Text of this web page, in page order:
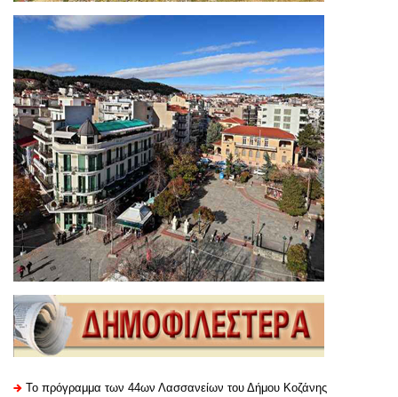
Το πρόγραμμα των 44ων Λασσανείων του Δήμου Κοζάνης